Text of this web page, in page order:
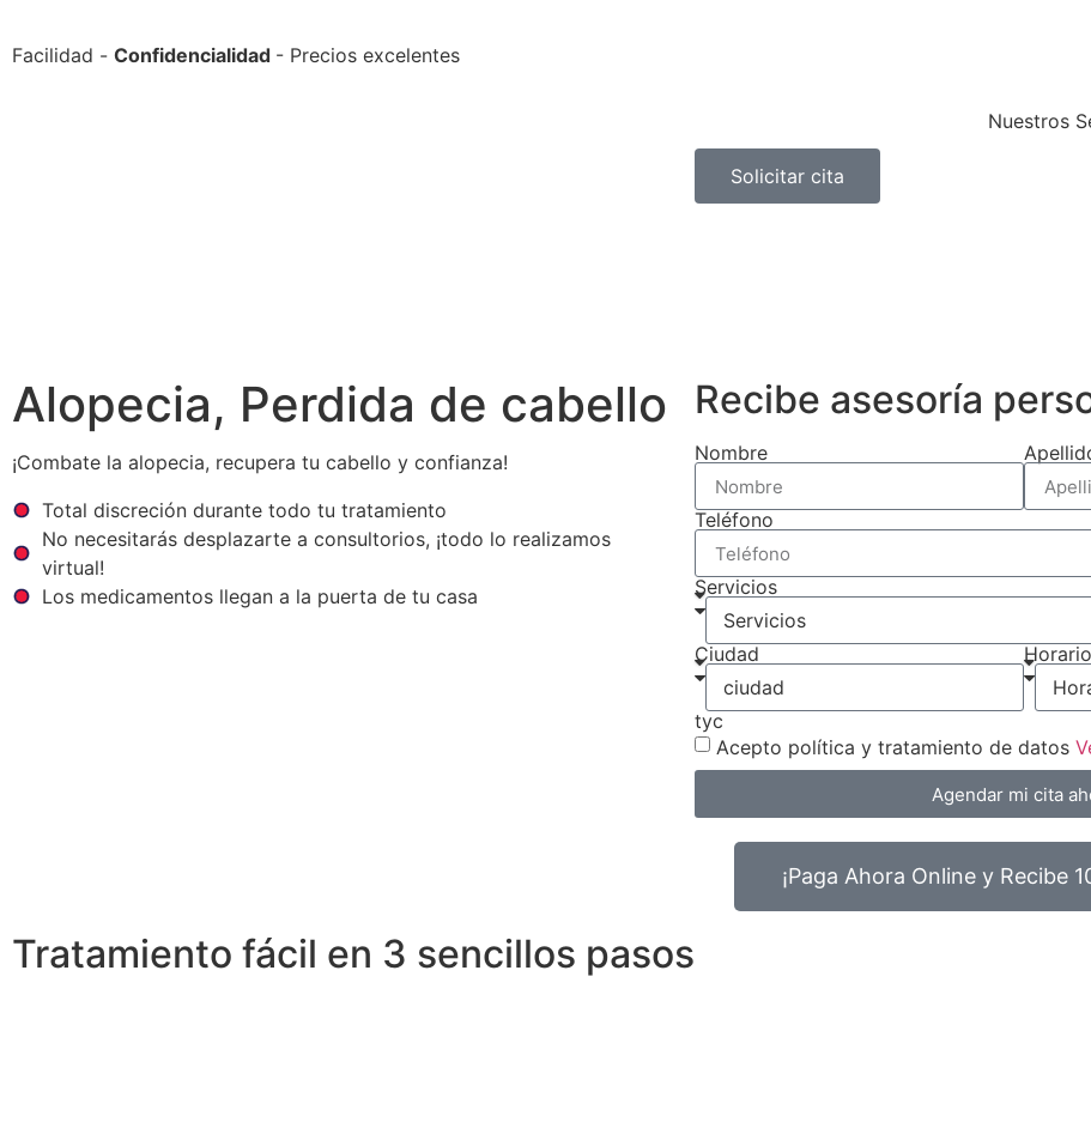
Facilidad - Confidencialidad - Precios excelentes
Nuestros
Solicitar cita
Alopecia, Perdida de cabello
¡Combate la alopecia, recupera tu cabello y confianza!
Total discreción durante todo tu tratamiento
No necesitarás desplazarte a consultorios, ¡todo lo realizamos
virtual!
Los medicamentos llegan a la puerta de tu casa
Recibe asesoría
Nombre
Teléfono
Servicios
Ciudad
tyc
Acepto política y tratamiento de datos
Agendar mi cita
¡Paga Ahora Online y Recibe
Tratamiento fácil en 3 sencillos pasos